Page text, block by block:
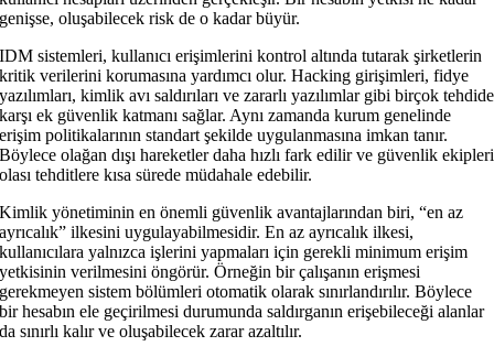
genişse, oluşabilecek risk de o kadar büyür.
IDM sistemleri, kullanıcı erişimlerini kontrol altında tutarak şirketlerin
kritik verilerini korumasına yardımcı olur. Hacking girişimleri, fidye
yazılımları, kimlik avı saldırıları ve zararlı yazılımlar gibi birçok tehdide
karşı ek güvenlik katmanı sağlar. Aynı zamanda kurum genelinde
erişim politikalarının standart şekilde uygulanmasına imkan tanır.
Böylece olağan dışı hareketler daha hızlı fark edilir ve güvenlik ekipleri
olası tehditlere kısa sürede müdahale edebilir.
Kimlik yönetiminin en önemli güvenlik avantajlarından biri, “en az
ayrıcalık” ilkesini uygulayabilmesidir. En az ayrıcalık ilkesi,
kullanıcılara yalnızca işlerini yapmaları için gerekli minimum erişim
yetkisinin verilmesini öngörür. Örneğin bir çalışanın erişmesi
gerekmeyen sistem bölümleri otomatik olarak sınırlandırılır. Böylece
bir hesabın ele geçirilmesi durumunda saldırganın erişebileceği alanlar
da sınırlı kalır ve oluşabilecek zarar azaltılır.